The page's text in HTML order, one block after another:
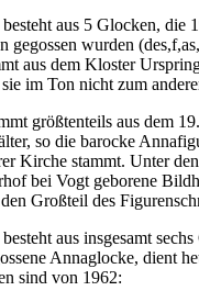
aus 5 Glocken, die
gegossen wurden
aus dem Kloster
im Ton nicht zum
größtenteils aus dem
so die barocke
Kirche stammt. Unter
bei Vogt geborene
Großteil des
aus insgesamt
Annaglocke, dient
sind von 1962: